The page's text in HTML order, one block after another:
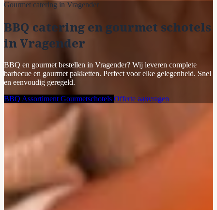
Gourmet catering in Vragender
BBQ catering en gourmet schotels
in Vragender
BBQ en gourmet bestellen in Vragender? Wij leveren complete
barbecue en gourmet pakketten. Perfect voor elke gelegenheid. Snel
en eenvoudig geregeld.
BBQ Assortiment Gourmetschotels Offerte aanvragen